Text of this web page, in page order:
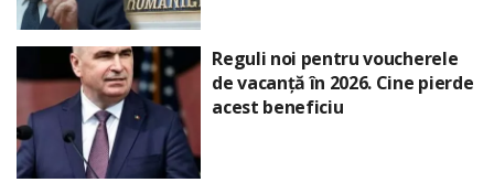
Reguli noi pentru voucherele
de vacanță în 2026. Cine pierde
acest beneficiu